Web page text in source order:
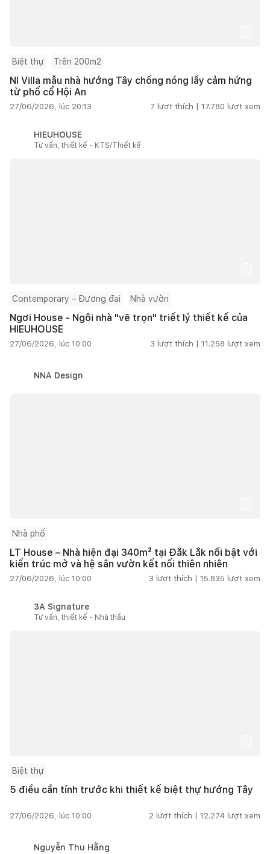
Biệt thự Trên 200m2
NI Villa mẫu nhà hướng Tây chống nóng lấy cảm hứng
từ phố cổ Hội An
27/06/2026, lúc 20:13 7 lượt thích | 17.780 lượt xem
HIEUHOUSE
Tư vấn, thiết kế - KTS/Thiết kế
Contemporary – Đương đại Nhà vườn
Ngơi House - Ngôi nhà "vẽ trọn" triết lý thiết kế của
HIEUHOUSE
27/06/2026, lúc 10:00 3 lượt thích | 11.258 lượt xem
NNA Design
Nhà phố
LT House – Nhà hiện đại 340m² tại Đắk Lắk nổi bật với
kiến trúc mở và hệ sân vườn kết nối thiên nhiên
27/06/2026, lúc 10:00 3 lượt thích | 15.835 lượt xem
3A Signature
Tư vấn, thiết kế - Nhà thầu
Biệt thự
5 điều cần tính trước khi thiết kế biệt thự hướng Tây
27/06/2026, lúc 10:00 2 lượt thích | 12.274 lượt xem
Nguyễn Thu Hằng